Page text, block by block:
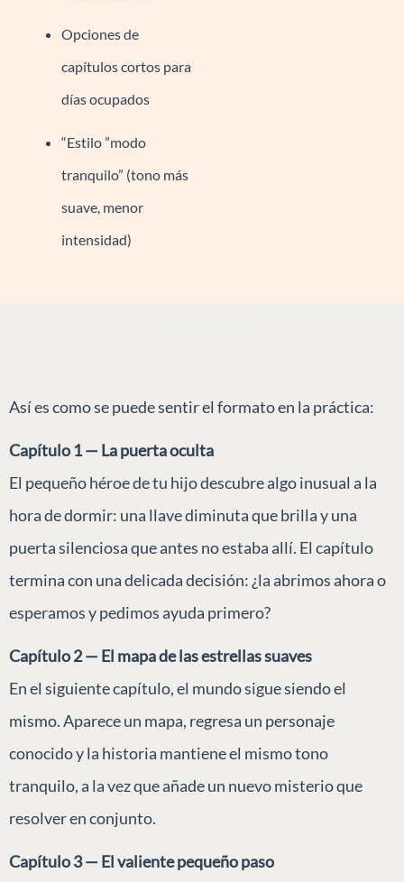
Opciones de
capítulos cortos para
días ocupados
“Estilo ”modo
tranquilo” (tono más
suave, menor
intensidad)
Así es como se puede sentir el formato en la práctica:
Capítulo 1 — La puerta oculta
El pequeño héroe de tu hijo descubre algo inusual a la
hora de dormir: una llave diminuta que brilla y una
puerta silenciosa que antes no estaba allí. El capítulo
termina con una delicada decisión: ¿la abrimos ahora o
esperamos y pedimos ayuda primero?
Capítulo 2 — El mapa de las estrellas suaves
En el siguiente capítulo, el mundo sigue siendo el
mismo. Aparece un mapa, regresa un personaje
conocido y la historia mantiene el mismo tono
tranquilo, a la vez que añade un nuevo misterio que
resolver en conjunto.
Capítulo 3 — El valiente pequeño paso